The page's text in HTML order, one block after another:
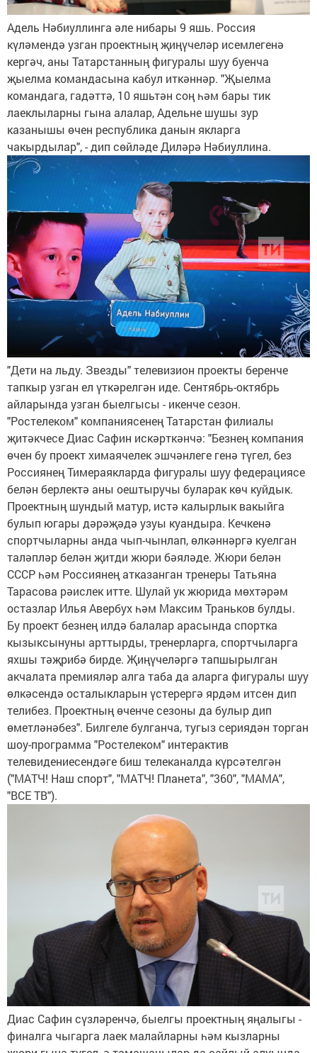
Адель Нәбиуллинга әле нибары 9 яшь. Россия
күләмендә узган проектның җиңүчеләр исемлегенә
кергәч, аны Татарстанның фигуралы шуу буенча
җыелма командасына кабул иткәннәр. "Җыелма
командага, гадәттә, 10 яшьтән соң һәм бары тик
лаеклыларны гына алалар, Адельне шушы зур
казанышы өчен республика данын якларга
чакырдылар", - дип сөйләде Диләрә Нәбиуллина.
"Дети на льду. Звезды" телевизион проекты беренче
тапкыр узган ел үткәрелгән иде. Сентябрь-октябрь
айларында узган быелгысы - икенче сезон.
"Ростелеком" компаниясенең Татарстан филиалы
җитәкчесе Диас Сафин искәрткәнчә: "Безнең компания
өчен бу проект химаячелек эшчәнлеге генә түгел, без
Россиянең Тимераякларда фигуралы шуу федерациясе
белән берлектә аны оештыручы буларак көч куйдык.
Проектның шундый матур, истә калырлык вакыйга
булып югары дәрәҗәдә узуы куандыра. Кечкенә
спортчыларны анда чып-чынлап, өлкәннәргә куелган
таләпләр белән җитди жюри бәяләде. Жюри белән
СССР һәм Россиянең атказанган тренеры Татьяна
Тарасова рәислек итте. Шулай ук жюрида мөхтәрәм
остазлар Илья Авербух һәм Максим Траньков булды.
Бу проект безнең илдә балалар арасында спортка
кызыксынуны арттырды, тренерларга, спортчыларга
яхшы тәҗрибә бирде. Җиңүчеләргә тапшырылган
акчалата премияләр алга таба да аларга фигуралы шуу
өлкәсендә осталыкларын үстерергә ярдәм итсен дип
телибез. Проектның өченче сезоны да булыр дип
өметләнәбез". Билгеле булганча, тугыз сериядән торган
шоу-программа "Ростелеком" интерактив
телевидениесендәге биш телеканалда күрсәтелгән
("МАТЧ! Наш спорт", "МАТЧ! Планета", "360", "МАМА",
"ВСЕ ТВ").
Диас Сафин сүзләренчә, быелгы проектның яңалыгы -
финалга чыгарга лаек малайларны һәм кызларны